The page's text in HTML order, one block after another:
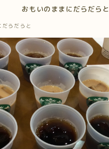
おもいのままにだらだらと
らだらと